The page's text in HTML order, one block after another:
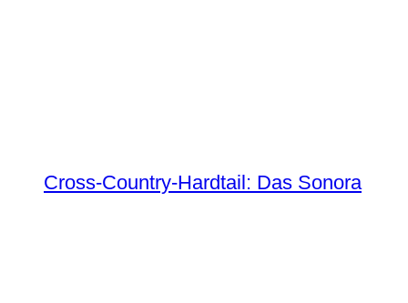
Cross-Country-Hardtail: Das Sonora